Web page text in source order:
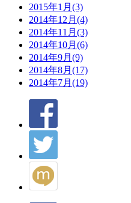
2015年1月(3)
2014年12月(4)
2014年11月(3)
2014年10月(6)
2014年9月(9)
2014年8月(17)
2014年7月(19)